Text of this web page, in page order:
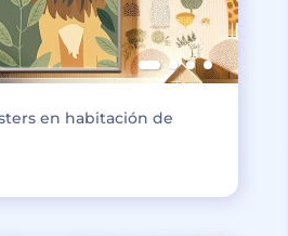
en habitación de